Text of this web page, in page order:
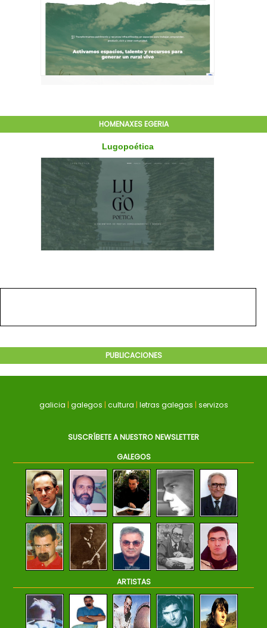
HOMENAXES EGERIA
PUBLICACIONES
galicia | galegos | cultura | letras galegas | servizos
SUSCRÍBETE A NUESTRO NEWSLETTER
GALEGOS
ARTISTAS